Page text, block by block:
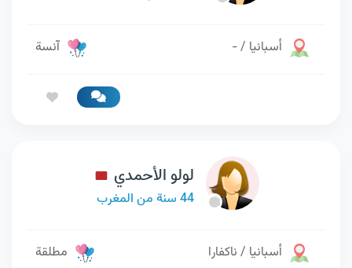
أسبانيا / - آنسة
لولو الأحمدي
44 سنة من المغرب
أسبانيا / ناكفارا مطلقة